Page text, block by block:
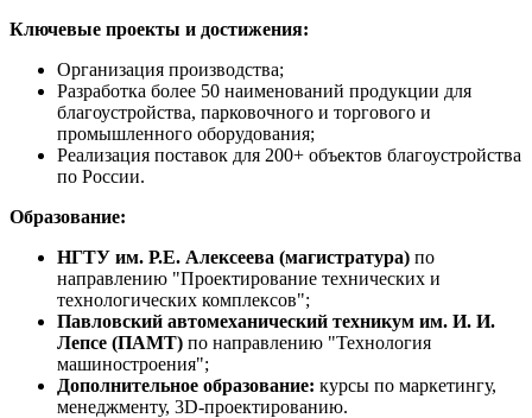
Ключевые проекты и достижения:
Организация производства;
Разработка более 50 наименований продукции для
благоустройства, парковочного и торгового и
промышленного оборудования;
Реализация поставок для 200+ объектов благоустройства
по России.
Образование:
НГТУ им. Р.Е. Алексеева (магистратура) по
направлению "Проектирование технических и
технологических комплексов";
Павловский автомеханический техникум им. И. И.
Лепсе (ПАМТ) по направлению "Технология
машиностроения";
Дополнительное образование: курсы по маркетингу,
менеджменту, 3D-проектированию.